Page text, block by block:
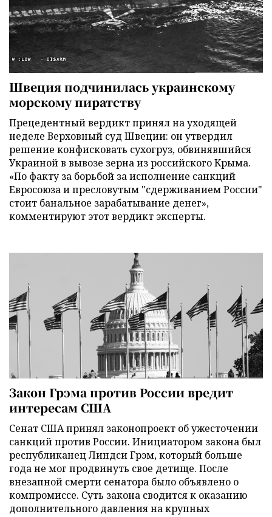
Швеция подчинилась украинскому
морскому пиратству
Прецедентный вердикт принял на уходящей
неделе Верховный суд Швеции: он утвердил
решение конфисковать сухогруз, обвинявшийся
Украиной в вывозе зерна из российского Крыма.
«По факту за борьбой за исполнение санкций
Евросоюза и пресловутым "сдерживанием России"
стоит банальное зарабатывание денег»,
комментируют этот вердикт эксперты.
Закон Грэма против России вредит
интересам США
Сенат США принял законопроект об ужесточении
санкций против России. Инициатором закона был
республиканец Линдси Грэм, который больше
года не мог продвинуть свое детище. После
внезапной смерти сенатора было объявлено о
компромиссе. Суть закона сводится к оказанию
дополнительного давления на крупных